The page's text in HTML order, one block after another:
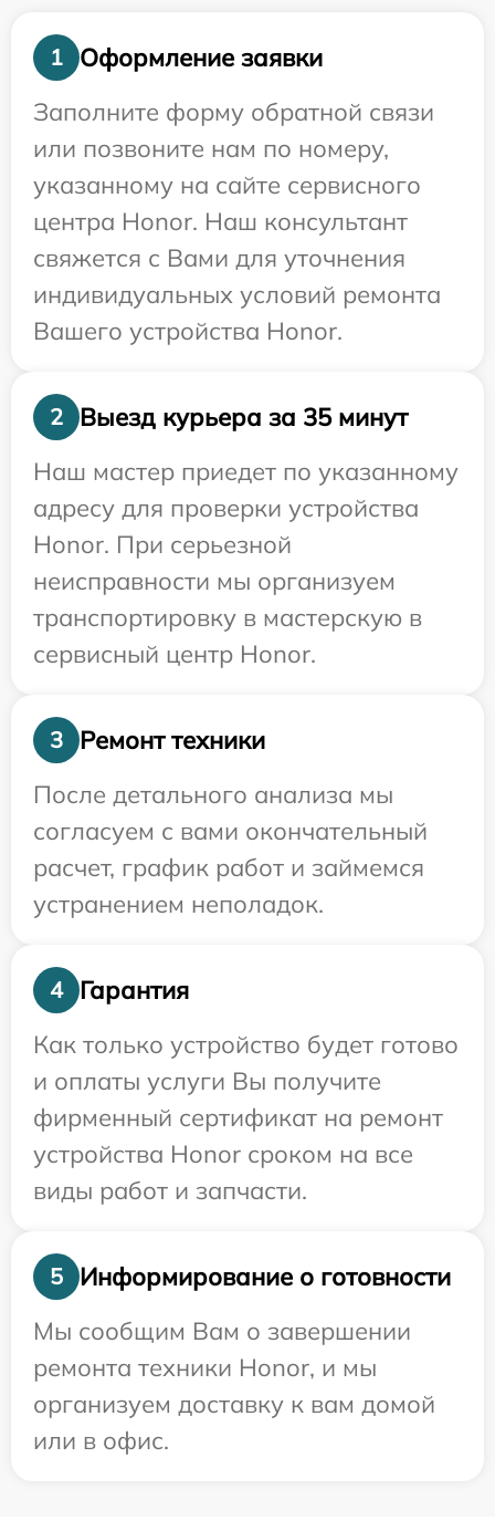
1
Оформление заявки
Заполните форму обратной связи
или позвоните нам по номеру,
указанному на сайте сервисного
центра Honor. Наш консультант
свяжется с Вами для уточнения
индивидуальных условий ремонта
Вашего устройства Honor.
2
Выезд курьера за 35 минут
Наш мастер приедет по указанному
адресу для проверки устройства
Honor. При серьезной
неисправности мы организуем
транспортировку в мастерскую в
сервисный центр Honor.
3
Ремонт техники
После детального анализа мы
согласуем с вами окончательный
расчет, график работ и займемся
устранением неполадок.
4
Гарантия
Как только устройство будет готово
и оплаты услуги Вы получите
фирменный сертификат на ремонт
устройства Honor сроком на все
виды работ и запчасти.
5
Информирование о готовности
Мы сообщим Вам о завершении
ремонта техники Honor, и мы
организуем доставку к вам домой
или в офис.